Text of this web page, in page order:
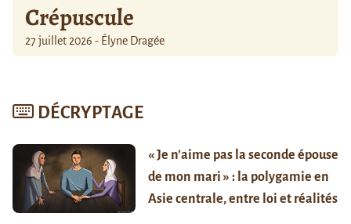
Crépuscule
27 juillet 2026 - Élyne Dragée
DÉCRYPTAGE
« Je n’aime pas la seconde épouse
de mon mari » : la polygamie en
Asie centrale, entre loi et réalités